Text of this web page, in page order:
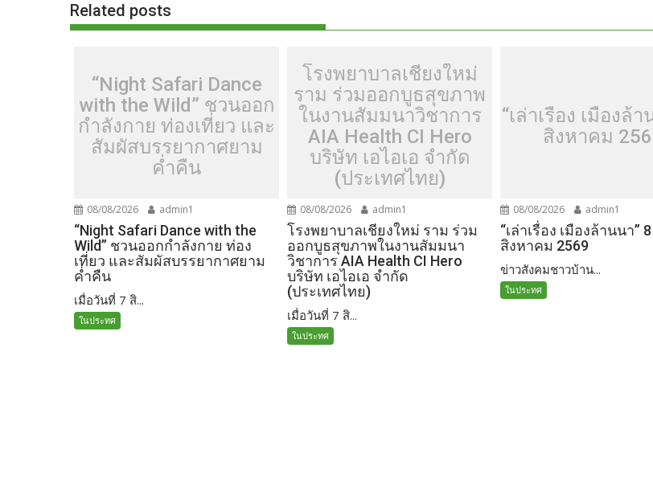
o
k k
Related posts
“Night Safari Dance
with the Wild” ชวนออก
กำลังกาย ท่องเที่ยว และ
สัมผัสบรรยากาศยาม
ค่ำคืน
08/08/2026 admin1
“Night Safari Dance with the
Wild” ชวนออกกำลังกาย ท่อง
เที่ยว และสัมผัสบรรยากาศยาม
ค่ำคืน
เมื่อวันที่ 7 สิ...
ในประทศ
โรงพยาบาลเชียงใหม่
ราม ร่วมออกบูธสุขภาพ
ในงานสัมมนาวิชาการ
AIA Health CI Hero
บริษัท เอไอเอ จำกัด
(ประเทศไทย)
08/08/2026 admin1
โรงพยาบาลเชียงใหม่ ราม ร่วม
ออกบูธสุขภาพในงานสัมมนา
วิชาการ AIA Health CI Hero
บริษัท เอไอเอ จำกัด
(ประเทศไทย)
เมื่อวันที่ 7 สิ...
ในประทศ
“เล่าเรื่อง เมืองล้า
สิงหาคม
08/08/2026 admin1
“เล่าเรื่อง เมืองล้านนา” 8
สิงหาคม 2569
ข่าวสังคมชาวบ้าน...
ในประทศ